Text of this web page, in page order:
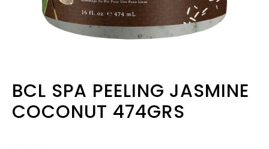
BCL SPA PEELING JASMINE
COCONUT 474GRS